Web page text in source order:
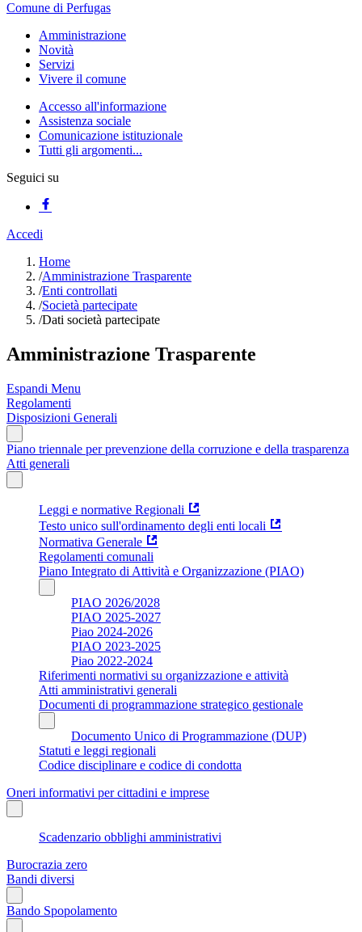
Comune di Perfugas
Amministrazione
Novità
Servizi
Vivere il comune
Accesso all'informazione
Assistenza sociale
Comunicazione istituzionale
Tutti gli argomenti...
Seguici su
Accedi
Home
/Amministrazione Trasparente
/Enti controllati
/Società partecipate
/Dati società partecipate
Amministrazione Trasparente
Espandi Menu
Regolamenti
Disposizioni Generali
Piano triennale per prevenzione della corruzione e della trasparenza
Atti generali
Leggi e normative Regionali
Testo unico sull'ordinamento degli enti locali
Normativa Generale
Regolamenti comunali
Piano Integrato di Attività e Organizzazione (PIAO)
PIAO 2026/2028
PIAO 2025-2027
Piao 2024-2026
PIAO 2023-2025
Piao 2022-2024
Riferimenti normativi su organizzazione e attività
Atti amministrativi generali
Documenti di programmazione strategico gestionale
Documento Unico di Programmazione (DUP)
Statuti e leggi regionali
Codice disciplinare e codice di condotta
Oneri informativi per cittadini e imprese
Scadenzario obblighi amministrativi
Burocrazia zero
Bandi diversi
Bando Spopolamento